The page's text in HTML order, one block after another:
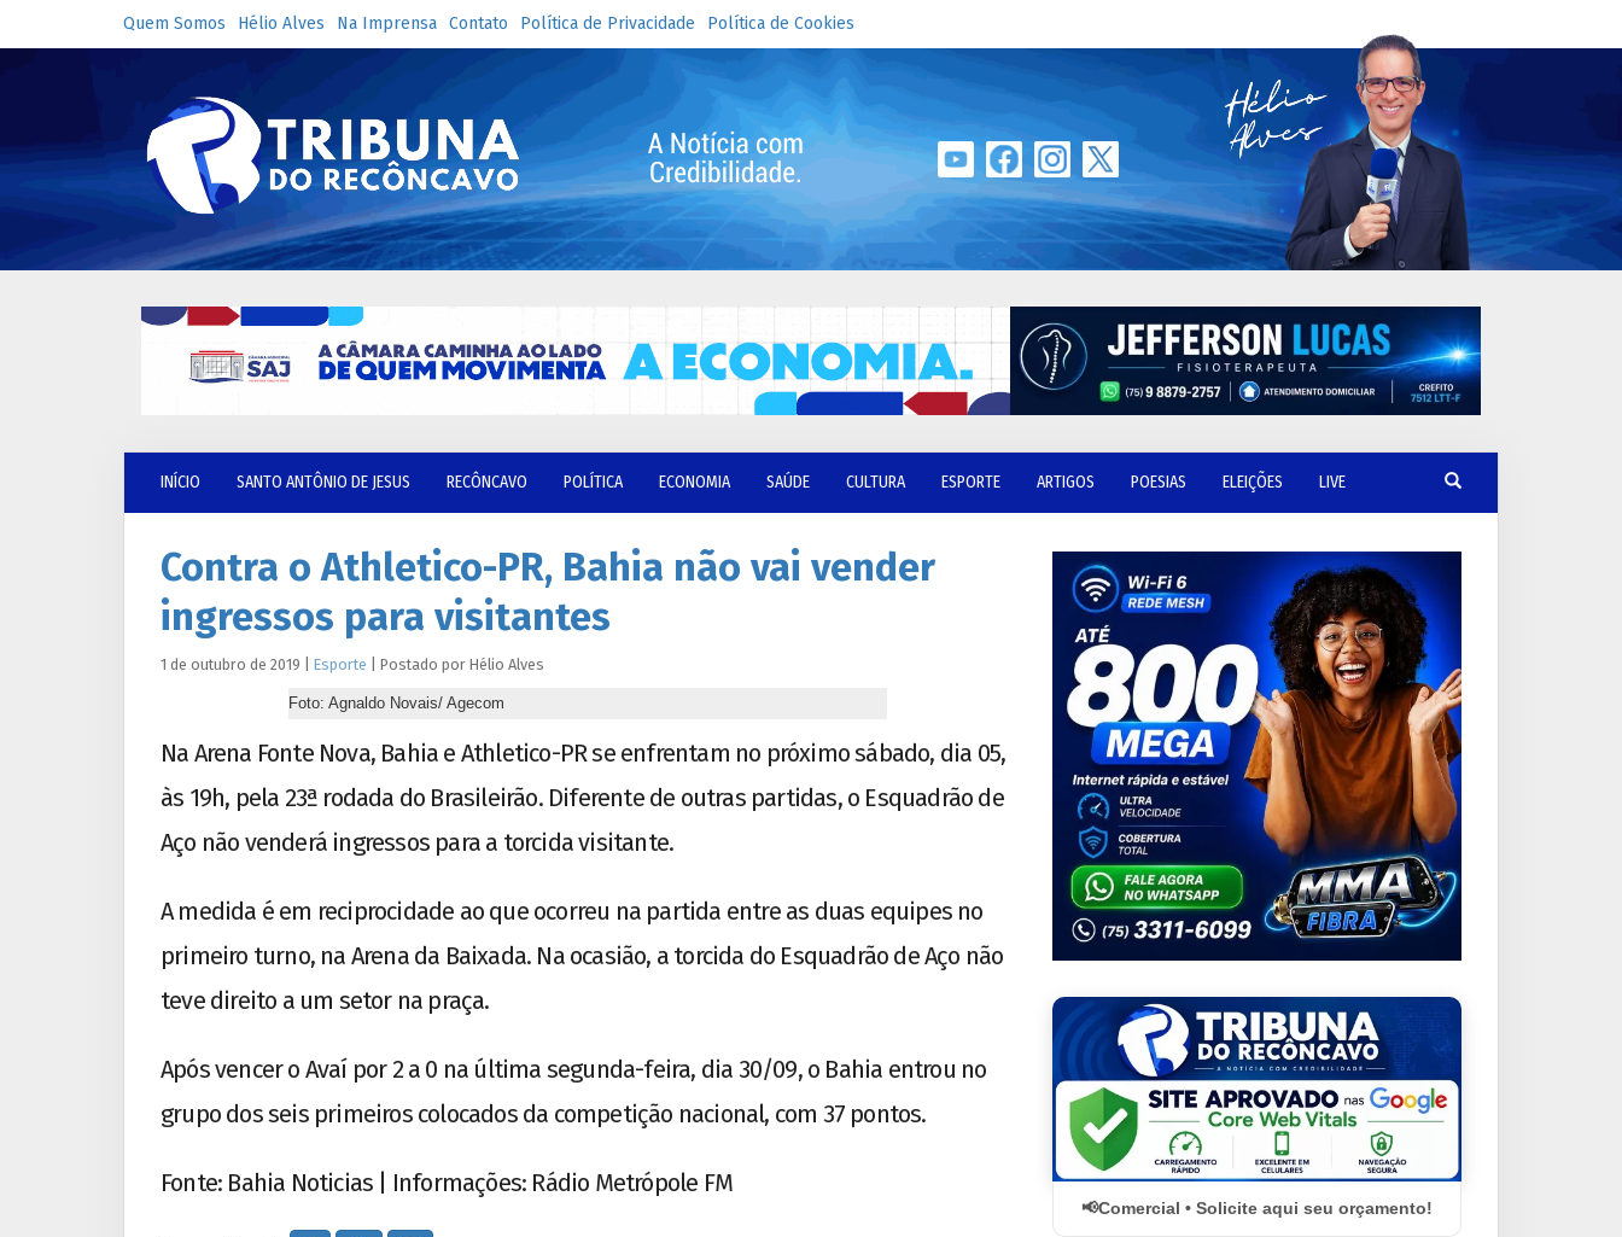
Quem Somos Hélio Alves Na Imprensa Contato Política de Privacidade Política de Cookies
INÍCIO SANTO ANTÔNIO DE JESUS RECÔNCAVO POLÍTICA ECONOMIA SAÚDE CULTURA ESPORTE ARTIGOS POESIAS ELEIÇÕES LIVE
Contra o Athletico-PR, Bahia não vai vender
ingressos para visitantes
1 de outubro de 2019 Esporte Postado por Hélio Alves
Foto: Agnaldo Novais/ Agecom
Na Arena Fonte Nova, Bahia e Athletico-PR se enfrentam no próximo sábado, dia 05,
às 19h, pela 23ª rodada do Brasileirão. Diferente de outras partidas, o Esquadrão de
Aço não venderá ingressos para a torcida visitante.
A medida é em reciprocidade ao que ocorreu na partida entre as duas equipes no
primeiro turno, na Arena da Baixada. Na ocasião, a torcida do Esquadrão de Aço não
teve direito a um setor na praça.
Após vencer o Avaí por 2 a 0 na última segunda-feira, dia 30/09, o Bahia entrou no
grupo dos seis primeiros colocados da competição nacional, com 37 pontos.
Fonte: Bahia Noticias | Informações: Rádio Metrópole FM
Comercial • Solicite aqui seu orçamento!